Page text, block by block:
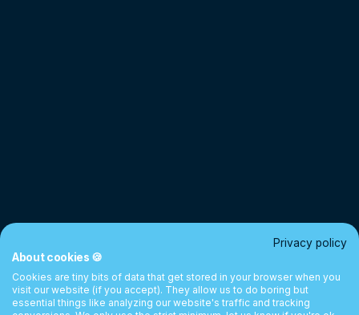
Privacy policy
About cookies 🍪
Cookies are tiny bits of data that get stored in your browser when you
visit our website (if you accept). They allow us to do boring but
essential things like analyzing our website's traffic and tracking